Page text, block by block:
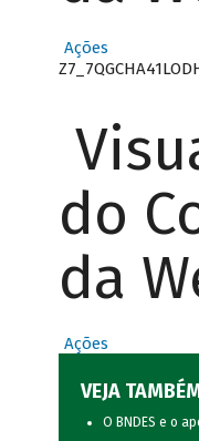
Ações
do
da
Ações
VEJA
O BNDES e o